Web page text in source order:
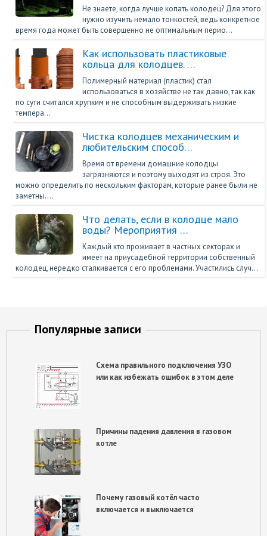
Не знаете, когда лучше копать колодец? Для этого
нужно изучить немало тонкостей, ведь конкретное
время года может быть совершенно не оптимальным перио…
Как использовать пластиковые
кольца для колодцев. …
Полимерный материал (пластик) стал
использоваться в хозяйстве не так давно, так как
по сути считался хрупким и не способным выдерживать низкие
темпера…
Чистка колодцев механическим и
любительским способ…
Время от времени домашние колодцы
загрязняются и поэтому выходят из строя. Это
можно определить по нескольким факторам, которые ранее были не
заметны....
Что делать, если в колодце мало
воды? Мероприятия …
Каждый кто проживает в частных секторах и
имеет на приусадебной территории собственный
колодец, нередко сталкивается с его проблемами. Участились случ…
Популярные записи
Схема правильного подключения УЗО
или как избежать ошибок в этом деле
Причины падения давления в газовом
котле
Почему газовый котёл часто
включается и выключается